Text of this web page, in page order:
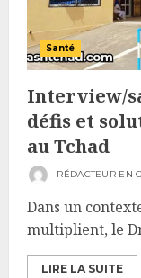
Santé
Interview/
défis et
au Tchad
RÉDACTEUR EN
Dans un
multiplient, le
LIRE LA SUITE